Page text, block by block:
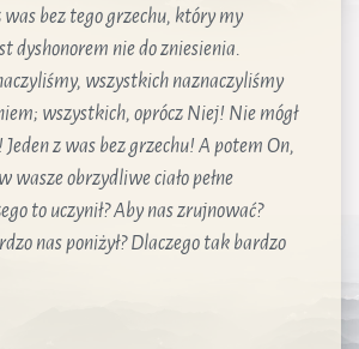
was bez tego grzechu, który my
dyshonorem nie do zniesienia.
wszystkich naznaczyliśmy
wszystkich, oprócz Niej! Nie mógł
z was bez grzechu! A potem On,
wasze obrzydliwe ciało pełne
to uczynił? Aby nas zrujnować?
nas poniżył? Dlaczego tak bardzo